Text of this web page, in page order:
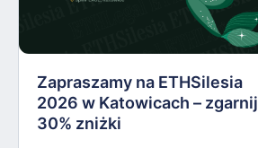
Zapraszamy na ETHSilesia
2026 w Katowicach – zgarnij
30% zniżki